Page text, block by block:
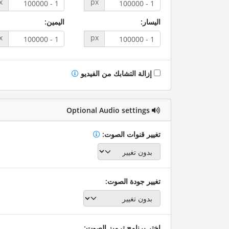
px
اليسار:
px
اليمين:
إزالة التشابك من الفيديو
Optional Audio settings
تغيير قنوات الصوت:
تغيير جودة الصوت: